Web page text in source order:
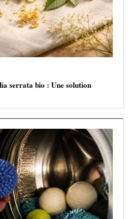
serrata bio : Une solution